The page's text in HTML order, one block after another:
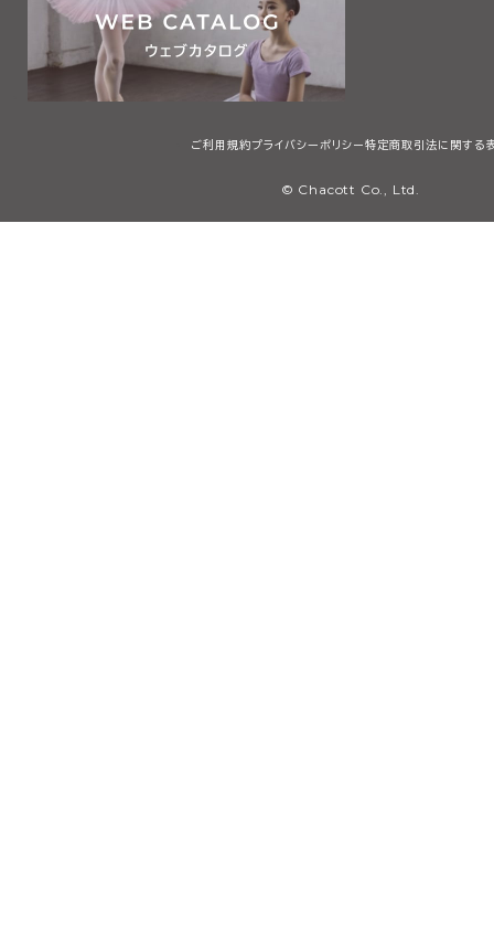
ご利用規約プライバシーポリシー 特定商取引法に関する
© Chacott Co., Ltd.